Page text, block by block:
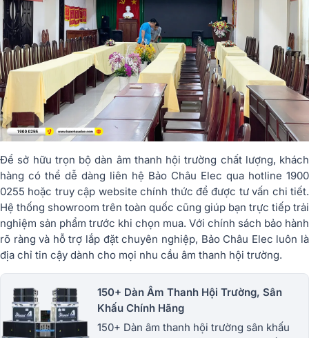
Để sở hữu trọn bộ dàn âm thanh hội trường chất lượng, khách
hàng có thể dễ dàng liên hệ Bảo Châu Elec qua hotline 1900
0255 hoặc truy cập website chính thức để được tư vấn chi tiết.
Hệ thống showroom trên toàn quốc cũng giúp bạn trực tiếp trải
nghiệm sản phẩm trước khi chọn mua. Với chính sách bảo hành
rõ ràng và hỗ trợ lắp đặt chuyên nghiệp, Bảo Châu Elec luôn là
địa chỉ tin cậy dành cho mọi nhu cầu âm thanh hội trường.
150+ Dàn Âm Thanh Hội Trường, Sân
Khấu Chính Hãng
150+ Dàn âm thanh hội trường sân khấu